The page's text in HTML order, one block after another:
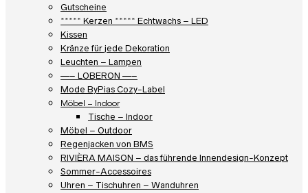
Gutscheine
***** Kerzen ***** Echtwachs – LED
Kissen
Kränze für jede Dekoration
Leuchten – Lampen
—– LOBERON —–
Mode ByPias Cozy-Label
Möbel – Indoor
Tische – Indoor
Möbel – Outdoor
Regenjacken von BMS
RIVIÈRA MAISON – das führende Innendesign-Konzept
Sommer-Accessoires
Uhren – Tischuhren – Wanduhren